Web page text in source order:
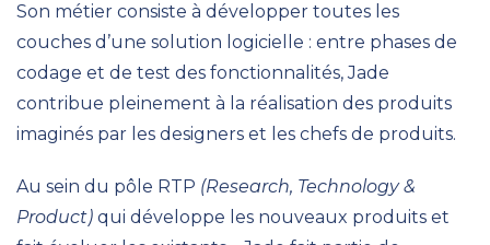
Son métier consiste à développer toutes les
couches d’une solution logicielle : entre phases de
codage et de test des fonctionnalités, Jade
contribue pleinement à la réalisation des produits
imaginés par les designers et les chefs de produits.
Au sein du pôle RTP (Research, Technology &
Product) qui développe les nouveaux produits et